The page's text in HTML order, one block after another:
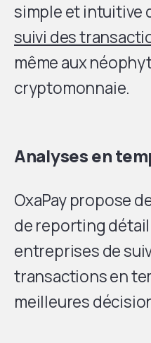
simple et intuitive
suivi des
même aux
cryptomonnaie.
Analyses en
OxaPay propose
de reporting
entreprises de
transactions en
meilleures